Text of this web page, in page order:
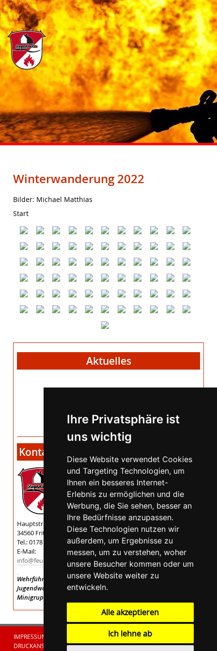
Ihre Privatsphäre ist
uns wichtig
Diese Website verwendet Cookies
und Targeting Technologien, um
Ihnen ein besseres Internet-
Erlebnis zu ermöglichen und die
Werbung, die Sie sehen, besser an
Ihre Bedürfnisse anzupassen.
Diese Technologien nutzen wir
außerdem, um Ergebnisse zu
messen, um zu verstehen, woher
unsere Besucher kommen oder um
unsere Website weiter zu
entwickeln.
Alle akzeptieren
Ich lehne ab
Winterwanderung 2022
Bilder: Michael Matthias
Start
Aktuelles
Kontakt
Hauptstraße 3
34560 Fritzlar
Tel.: 0178 / 3455015
E-Mail:
info@feuerwehr-ungedanken.de
Wehrführer:
André Martin
Jugendwart:
Patrick Lau
Minigruppe:
IMPRESSUM
DATENSCHUTZERKLÄRUNG
DRUCKANSICHT
INHALTSVERZEICHNIS| LOGIN